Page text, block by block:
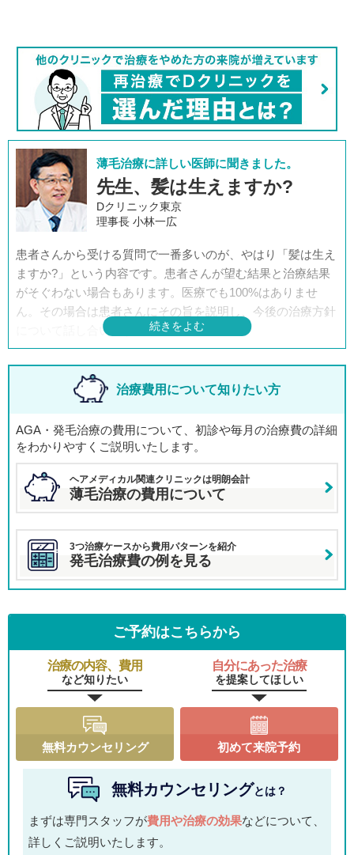
薄毛治療に詳しい医師に聞きました。
先生、髪は生えますか?
Dクリニック東京
理事長 小林一広
患者さんから受ける質問で一番多いのが、やはり「髪は生え
ますか?」という内容です。患者さんが望む結果と治療結果
がそぐわない場合もあります。医療でも100%はありませ
ん。その場合は患者さんにその旨を説明し、今後の治療方針
について話し合います。
当院でも、その患者さまにとっては“不十分な結果”しか出な
い、と思われることもあるでしょう。ですが、そうであれば
どこへ行っても同じです。そう言い切れる自信を持って治療
を行っています。
治療費用について知りたい方
AGA・発毛治療の費用について、初診や毎月の治療費の詳細
をわかりやすくご説明いたします。
ヘアメディカル関連クリニックは明朗会計
薄毛治療の費用について
3つ治療ケースから費用パターンを紹介
発毛治療費の例を見る
ご予約はこちらから
治療の内容、費用
など知りたい
自分にあった治療
を提案してほしい
無料カウンセリング 初めて来院予約
無料カウンセリングとは？
まずは専門スタッフが費用や治療の効果などについて、
詳しくご説明いたします。